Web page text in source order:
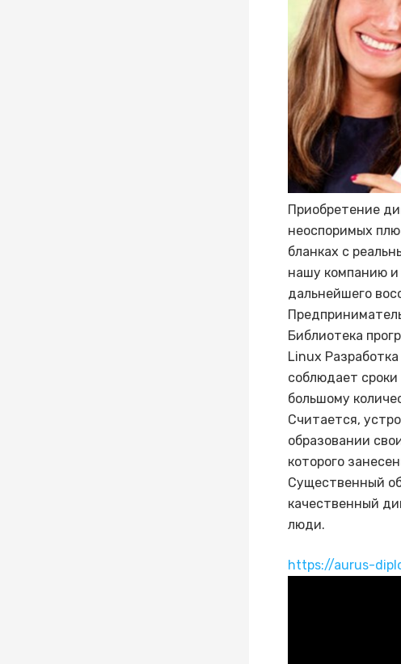
Приобретение
неоспоримых
бланках с
нашу компанию
дальнейшего
Библиотека
Linux
соблюдает
большому
Считается,
образовании
которого
Существенный
качественный
люди.
https://aurus-